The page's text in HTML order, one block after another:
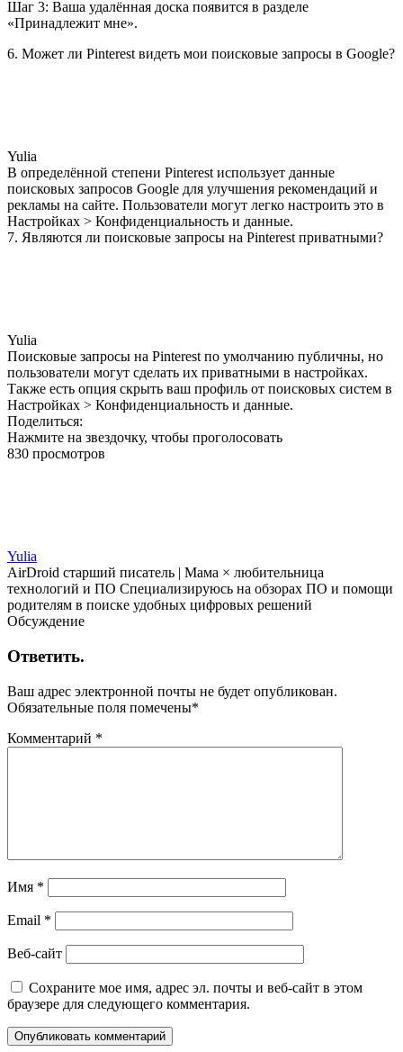
Шаг 3: Ваша удалённая доска появится в разделе
«Принадлежит мне».
6. Может ли Pinterest видеть мои поисковые запросы в Google?
Yulia
В определённой степени Pinterest использует данные
поисковых запросов Google для улучшения рекомендаций и
рекламы на сайте. Пользователи могут легко настроить это в
Настройках > Конфиденциальность и данные.
7. Являются ли поисковые запросы на Pinterest приватными?
Yulia
Поисковые запросы на Pinterest по умолчанию публичны, но
пользователи могут сделать их приватными в настройках.
Также есть опция скрыть ваш профиль от поисковых систем в
Настройках > Конфиденциальность и данные.
Поделиться:
Нажмите на звездочку, чтобы проголосовать
830 просмотров
Yulia
AirDroid старший писатель | Мама × любительница
технологий и ПО Специализируюсь на обзорах ПО и помощи
родителям в поиске удобных цифровых решений
Обсуждение
Ответить.
Ваш адрес электронной почты не будет опубликован.
Обязательные поля помечены*
Комментарий *
Имя *
Email *
Веб-сайт
Сохраните мое имя, адрес эл. почты и веб-сайт в этом
браузере для следующего комментария.